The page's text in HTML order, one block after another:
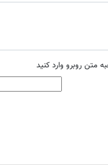
متن روبرو وارد کنید